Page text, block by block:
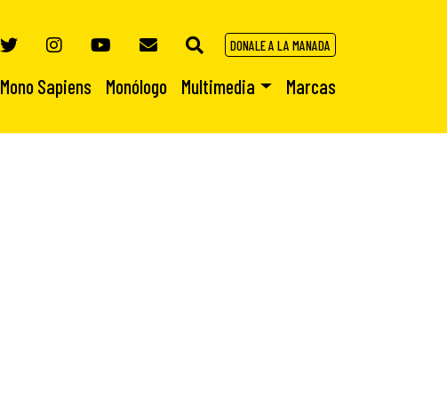
DONALE A LA MANADA
Mono Sapiens Monólogo Multimedia Marcas